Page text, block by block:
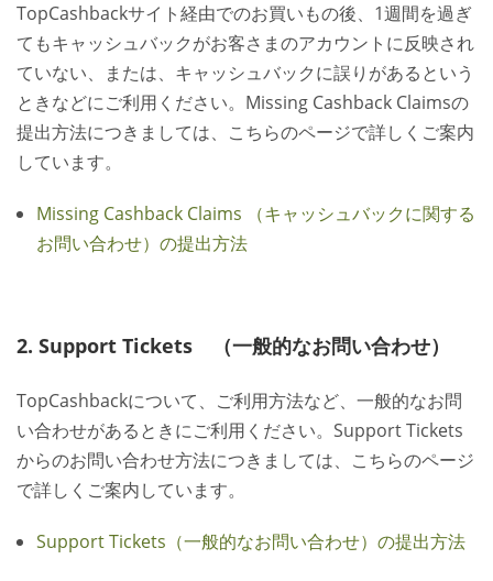
TopCashbackサイト経由でのお買いもの後、1週間を過ぎ
てもキャッシュバックがお客さまのアカウントに反映され
ていない、または、キャッシュバックに誤りがあるという
ときなどにご利用ください。Missing Cashback Claimsの
提出方法につきましては、こちらのページで詳しくご案内
しています。
Missing Cashback Claims （キャッシュバックに関する
お問い合わせ）の提出方法
2. Support Tickets （一般的なお問い合わせ）
TopCashbackについて、ご利用方法など、一般的なお問
い合わせがあるときにご利用ください。Support Tickets
からのお問い合わせ方法につきましては、こちらのページ
で詳しくご案内しています。
Support Tickets（一般的なお問い合わせ）の提出方法